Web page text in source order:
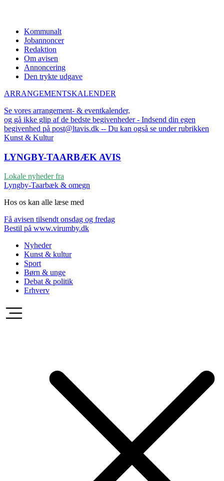
Kommunalt
Jobannoncer
Redaktion
Om avisen
Annoncering
Den trykte udgave
ARRANGEMENTSKALENDER
Se vores arrangement- & eventkalender,
og gå ikke glip af de bedste begivenheder - Indsend din egen
begivenhed på post@ltavis.dk -- Du kan også se under rubrikken
Kunst & Kultur
LYNGBY-TAARBÆK AVIS
Lokale nyheder fra
Lyngby-Taarbæk & omegn
Hos os kan alle læse med
Få avisen tilsendt onsdag og fredag
Bestil på www.virumby.dk
Nyheder
Kunst & kultur
Sport
Børn & unge
Debat & politik
Erhverv